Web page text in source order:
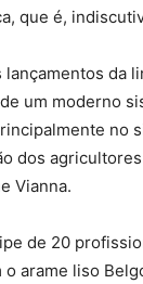
que é,
lançamentos da
um moderno
no
dos
Vianna.
de 20
o arame liso